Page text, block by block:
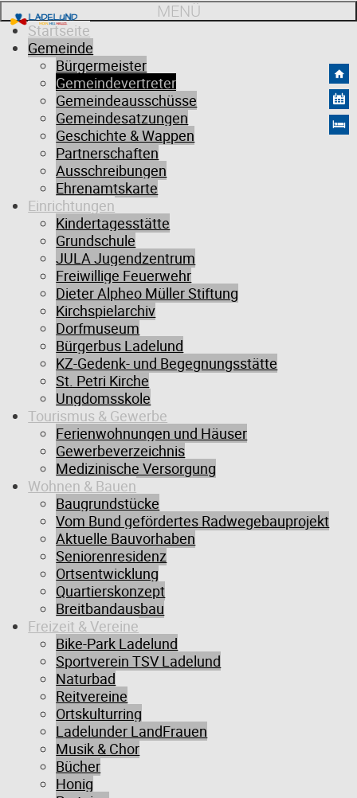
MENÜ
Startseite
Gemeinde
Bürgermeister
Gemeindevertreter
Gemeindeausschüsse
Gemeindesatzungen
Geschichte & Wappen
Partnerschaften
Ausschreibungen
Ehrenamtskarte
Einrichtungen
Kindertagesstätte
Grundschule
JULA Jugendzentrum
Freiwillige Feuerwehr
Dieter Alpheo Müller Stiftung
Kirchspielarchiv
Dorfmuseum
Bürgerbus Ladelund
KZ-Gedenk- und Begegnungsstätte
St. Petri Kirche
Ungdomsskole
Tourismus & Gewerbe
Ferienwohnungen und Häuser
Gewerbeverzeichnis
Medizinische Versorgung
Wohnen & Bauen
Baugrundstücke
Vom Bund gefördertes Radwegebauprojekt
Aktuelle Bauvorhaben
Seniorenresidenz
Ortsentwicklung
Quartierskonzept
Breitbandausbau
Freizeit & Vereine
Bike-Park Ladelund
Sportverein TSV Ladelund
Naturbad
Reitvereine
Ortskulturring
Ladelunder LandFrauen
Musik & Chor
Bücher
Honig
Gemeindevertreter
Die Gemeindevertretung ist die von den Bürgerinnen und Bürgern
gewählte Vertretung. Als demokratisch legitimiertes Gremium ist sie
für alle Angelegenheiten der Gemeinde zuständig. Die
Gemeindevertretung bedient sich zur Vorbereitung und Umsetzung
ihrer kommunalpolitischen Entscheidungen der
Gemeindeverwaltung. Die Gemeindevertreter üben ihr Amt nach ihrer
freien , dem Gemeinwohl verpflichteten Überzeugung aus. Die
folgenden Aufstellung gibt Ihnen einen Überblick über die
Zusammensetzung der Gemeindevertretung, eröffnet Ihnen weitere
Informationen zu den Abgeordneten und ermöglicht Ihnen den
direkten Kontakt.
Gemeindevertreter
Lutz Martensen
Bürgermeister